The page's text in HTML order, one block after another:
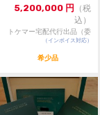
5,200,000 円 （税
込）
トケマー宅配代行出品（委
託販売）
（インボイス対応）
希少品